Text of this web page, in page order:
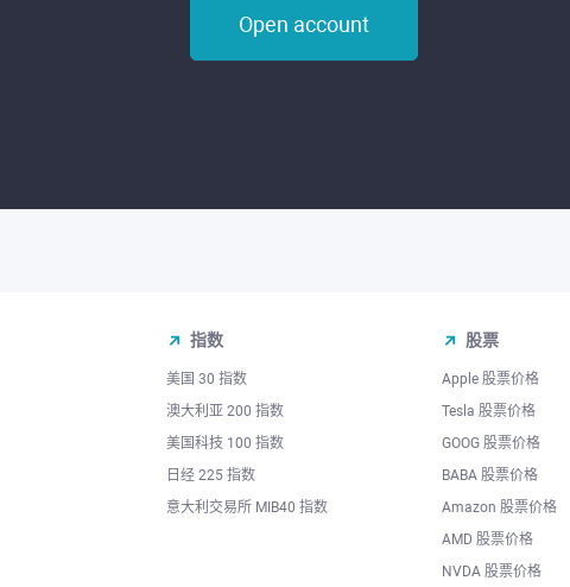
Open account
指数
美国 30 指数
澳大利亚 200 指数
美国科技 100 指数
日经 225 指数
意大利交易所 MIB40 指数
股票
Apple 股票价格
Tesla 股票价格
GOOG 股票价格
BABA 股票价格
Amazon 股票价格
AMD 股票价格
NVDA 股票价格